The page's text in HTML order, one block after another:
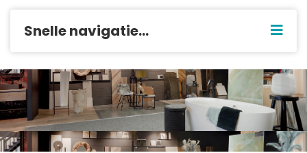
Snelle navigatie...